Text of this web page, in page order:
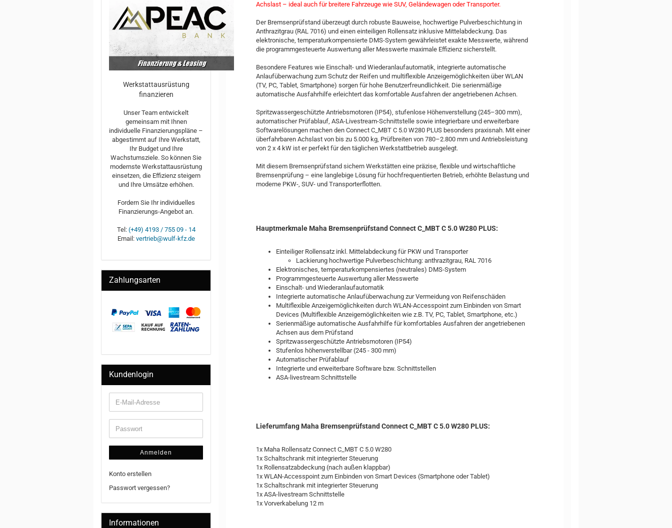
Achslast – ideal auch für breitere Fahrzeuge wie SUV, Geländewagen oder Transporter.
Der Bremsenprüfstand überzeugt durch robuste Bauweise, hochwertige Pulverbeschichtung in
Anthrazitgrau (RAL 7016) und einen einteiligen Rollensatz inklusive Mittelabdeckung. Das
elektronische, temperaturkompensierte DMS-System gewährleistet exakte Messwerte, während
die programmgesteuerte Auswertung aller Messwerte maximale Effizienz sicherstellt.
Besondere Features wie Einschalt- und Wiederanlaufautomatik, integrierte automatische
Anlaufüberwachung zum Schutz der Reifen und multiflexible Anzeigemöglichkeiten über WLAN
(TV, PC, Tablet, Smartphone) sorgen für hohe Benutzerfreundlichkeit. Die serienmäßige
automatische Ausfahrhilfe erleichtert das komfortable Ausfahren der angetriebenen Achsen.
Spritzwassergeschützte Antriebsmotoren (IP54), stufenlose Höhenverstellung (245–300 mm),
automatischer Prüfablauf, ASA-Livestream-Schnittstelle sowie integrierbare und erweiterbare
Softwarelösungen machen den Connect C_MBT C 5.0 W280 PLUS besonders praxisnah. Mit einer
überfahrbaren Achslast von bis zu 5.000 kg, Prüfbreiten von 780–2.800 mm und Antriebsleistung
von 2 x 4 kW ist er perfekt für den täglichen Werkstattbetrieb ausgelegt.
Mit diesem Bremsenprüfstand sichern Werkstätten eine präzise, flexible und wirtschaftliche
Bremsenprüfung – eine langlebige Lösung für hochfrequentierten Betrieb, erhöhte Belastung und
moderne PKW-, SUV- und Transporterflotten.
Hauptmerkmale Maha Bremsenprüfstand Connect C_MBT C 5.0 W280 PLUS:
Einteiliger Rollensatz inkl. Mittelabdeckung für PKW und Transporter
Lackierung hochwertige Pulverbeschichtung: anthrazitgrau, RAL 7016
Elektronisches, temperaturkompensiertes (neutrales) DMS-System
Programmgesteuerte Auswertung aller Messwerte
Einschalt- und Wiederanlaufautomatik
Integrierte automatische Anlaufüberwachung zur Vermeidung von Reifenschäden
Multiflexible Anzeigemöglichkeiten durch WLAN-Accesspoint zum Einbinden von Smart
Devices (Multiflexible Anzeigemöglichkeiten wie z.B. TV, PC, Tablet, Smartphone, etc.)
Serienmäßige automatische Ausfahrhilfe für komfortables Ausfahren der angetriebenen
Achsen aus dem Prüfstand
Spritzwassergeschützte Antriebsmotoren (IP54)
Stufenlos höhenverstellbar (245 - 300 mm)
Automatischer Prüfablauf
Integrierte und erweiterbare Software bzw. Schnittstellen
ASA-livestream Schnittstelle
Lieferumfang Maha Bremsenprüfstand Connect C_MBT C 5.0 W280 PLUS:
1x Maha Rollensatz Connect C_MBT C 5.0 W280
1x Schaltschrank mit integrierter Steuerung
1x Rollensatzabdeckung (nach außen klappbar)
1x WLAN-Accesspoint zum Einbinden von Smart Devices (Smartphone oder Tablet)
1x Schaltschrank mit integrierter Steuerung
1x ASA-livestream Schnittstelle
1x Vorverkabelung 12 m
Werkstattausrüstung
finanzieren
Unser Team entwickelt
gemeinsam mit Ihnen
individuelle Finanzierungspläne –
abgestimmt auf Ihre Werkstatt,
Ihr Budget und Ihre
Wachstumsziele. So können Sie
modernste Werkstattausrüstung
einsetzen, die Effizienz steigern
und Ihre Umsätze erhöhen.
Fordern Sie Ihr individuelles
Finanzierungs-Angebot an.
Tel: (+49) 4193 / 755 09 - 14
Email: vertrieb@wulf-kfz.de
Zahlungsarten
Kundenlogin
Anmelden
Konto erstellen
Passwort vergessen?
Informationen